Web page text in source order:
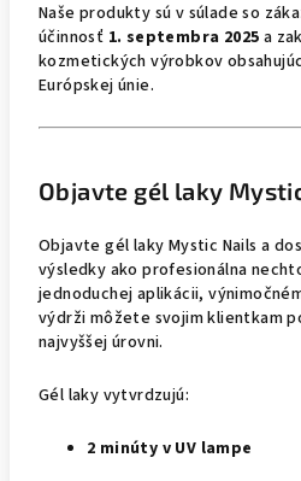
Naše produkty sú v súlade so
účinnosť 1. septembra 2025 a
kozmetických výrobkov
Európskej únie.
Objavte gél laky
Objavte gél laky Mystic Nails a
výsledky ako profesionálna
jednoduchej aplikácii,
výdrži môžete svojim klientkam
najvyššej úrovni.
Gél laky vytvrdzujú:
2 minúty v UV lampe